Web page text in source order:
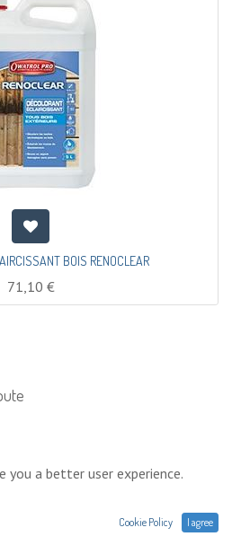
BOIS RENOCLEAR
71,10 €
you a better user experience.
Cookie Policy I agree